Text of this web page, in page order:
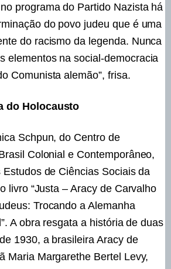
programa do Partido Nazista há
do povo judeu que é uma
do racismo da legenda. Nunca
elementos na social-democracia
Comunista alemão”, frisa.
do Holocausto
Schpun, do Centro de
Colonial e Contemporâneo,
de Ciências Sociais da
livro “Justa – Aracy de Carvalho
Trocando a Alemanha
A obra resgata a história de duas
1930, a brasileira Aracy de
Maria Margarethe Bertel Levy,